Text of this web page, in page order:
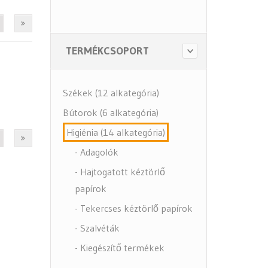
TERMÉKCSOPORT
Székek (12 alkategória)
Bútorok (6 alkategória)
Higiénia (14 alkategória)
- Adagolók
- Hajtogatott kéztörlő
papírok
- Tekercses kéztörlő papírok
- Szalvéták
- Kiegészítő termékek